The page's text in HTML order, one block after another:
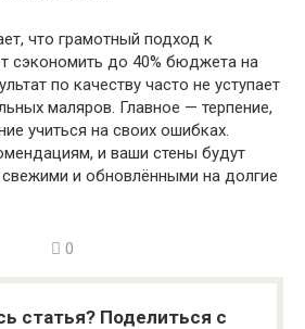
что грамотный подход к
сэкономить до 40% бюджета на
по качеству часто не уступает
маляров. Главное — терпение,
учиться на своих ошибках.
и ваши стены будут
и обновлёнными на долгие
0
статья? Поделиться с